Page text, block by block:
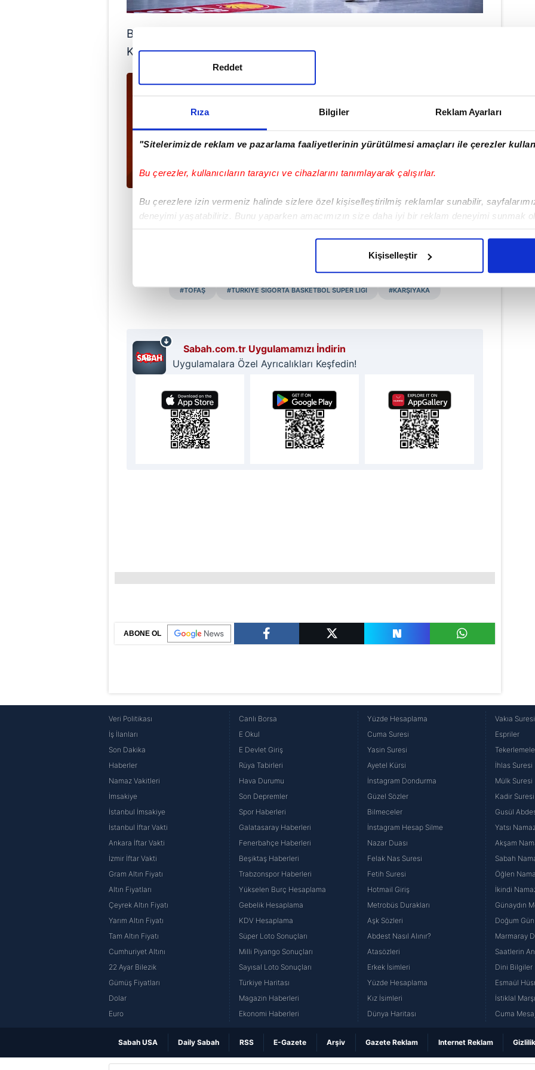
Rıza Bilgiler Reklam Ayarları
"Sitelerimizde reklam ve pazarlama faaliyetlerinin yürütülmesi amaçları ile çerezler
Bu çerezler, kullanıcıların tarayıcı ve cihazlarını tanımlayarak çalışırlar.
Bu çerezlere izin vermeniz halinde sizlere özel kişiselleştirilmiş reklamlar sunabilir,
deneyimi yaşatabiliriz. Bunu yaparken amacımızın size daha iyi bir reklam deneyimi sunmak
içerikleri sunabilmek adına elimizden gelen çabayı gösterdiğimizi ve bu noktada, reklamların
Her halükârda, kullanıcılar, bu çerezlere izin vermedikleri takdirde, kullanıcılara hedefli
Sizlere daha iyi bir hizmet sunabilmek için İnternet Sitemizde kendimize ve üçüncü kişilere ait
reklam/pazarlama faaliyetlerinin yapılması, amaçlarıyla sınırlı olarak açık rızanız dahilinde
Çerezlere ilişkin tercihlerinizi aşağıda yer alan panel vasıtasıyla belirleyebilirsiniz. Çerezlere
6698 sayılı Kişisel Verilerin Korunması Kanunu uyarınca hazırlanmış Aydınlatma Metnimizi
mevzuata uygun olarak kullanılan çerezlerle ilgili bilgi almak için lütfentıklayınız
Reddet
Kişiselleştir
Bu sonucun ardından Tofaş galibiyet sayısını 11'e yükseltti.
Karşıyaka ise 21'inci kez mağlup oldu.
Haber Girişi
#TOFAŞ #TÜRKİYE SİGORTA BASKETBOL SÜPER LİGİ #KARŞIYAKA
Sabah.com.tr Uygulamamızı İndirin
Uygulamalara Özel Ayrıcalıkları Keşfedin!
ABONE OL
Veri Politikası
İş İlanları
Son Dakika
Haberler
Namaz Vakitleri
İmsakiye
İstanbul İmsakiye
İstanbul İftar Vakti
Ankara İftar Vakti
İzmir İftar Vakti
Gram Altın Fiyatı
Altın Fiyatları
Çeyrek Altın Fiyatı
Yarım Altın Fiyatı
Tam Altın Fiyatı
Cumhuriyet Altını
22 Ayar Bilezik
Gümüş Fiyatları
Dolar
Euro
Canlı Borsa
E Okul
E Devlet Giriş
Rüya Tabirleri
Hava Durumu
Son Depremler
Spor Haberleri
Galatasaray Haberleri
Fenerbahçe Haberleri
Beşiktaş Haberleri
Trabzonspor Haberleri
Yükselen Burç Hesaplama
Gebelik Hesaplama
KDV Hesaplama
Süper Loto Sonuçları
Milli Piyango Sonuçları
Sayısal Loto Sonuçları
Türkiye Haritası
Magazin Haberleri
Ekonomi Haberleri
Yüzde Hesaplama
Cuma Suresi
Yasin Suresi
Ayetel Kürsi
İnstagram Dondurma
Güzel Sözler
Bilmeceler
İnstagram Hesap Silme
Nazar Duası
Felak Nas Suresi
Fetih Suresi
Hotmail Giriş
Metrobüs Durakları
Aşk Sözleri
Abdest Nasıl Alınır?
Atasözleri
Erkek İsimleri
Yüzde Hesaplama
Kız İsimleri
Dünya Haritası
Vakıa Suresi
Espriler
İhlas Suresi
Mülk Suresi
Kadir Suresi
Gusül
Yatsı
Akşam
Sabah
Öğlen
İkindi
Günaydın
Doğum
Marmaray
Saatlerin
Dini Bilgiler
Esmaül
İstiklal
Cuma
Sabah USA Daily Sabah RSS E-Gazete Arşiv Gazete Reklam Internet Reklam